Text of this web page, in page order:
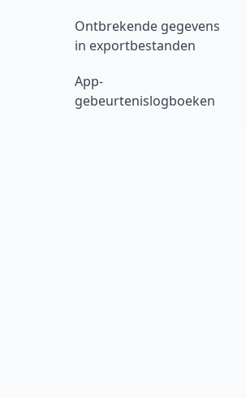
Ontbrekende gegevens
in exportbestanden
App-
gebeurtenislogboeken